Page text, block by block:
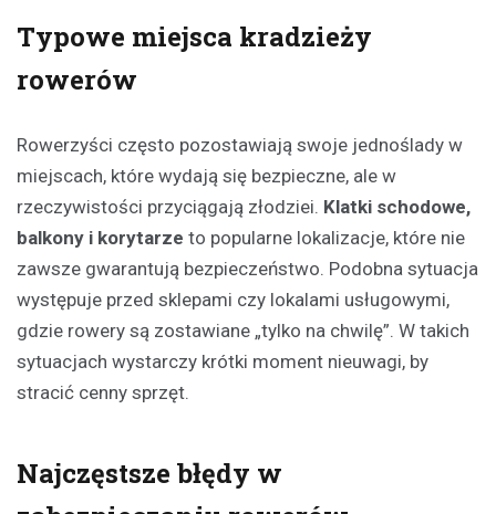
Typowe miejsca kradzieży
rowerów
Rowerzyści często pozostawiają swoje jednoślady w
miejscach, które wydają się bezpieczne, ale w
rzeczywistości przyciągają złodziei. Klatki schodowe,
balkony i korytarze to popularne lokalizacje, które nie
zawsze gwarantują bezpieczeństwo. Podobna sytuacja
występuje przed sklepami czy lokalami usługowymi,
gdzie rowery są zostawiane „tylko na chwilę”. W takich
sytuacjach wystarczy krótki moment nieuwagi, by
stracić cenny sprzęt.
Najczęstsze błędy w